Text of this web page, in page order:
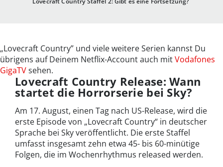
„Lovecraft Country” und viele weitere Serien kannst Du
übrigens auf Deinem Netflix-Account auch mitVodafones
GigaTVsehen.
Lovecraft Country Release: Wann
startet die Horrorserie bei Sky?
Am 17. August, einen Tag nach US-Release, wird die
erste Episode von „Lovecraft Country“ in deutscher
Sprache bei Sky veröffentlicht. Die erste Staffel
umfasst insgesamt zehn etwa 45- bis 60-minütige
Folgen, die im Wochenrhythmus released werden.